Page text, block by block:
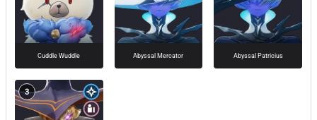
Cuddle Wuddle Abyssal Mercator Abyssal Patricius
3